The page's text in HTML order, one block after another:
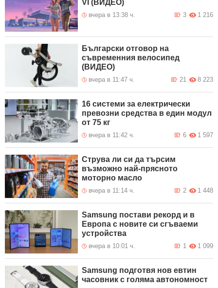
VI (ВИДЕО)
вчера в 13:38 ч. 1 216
3
Български отговор на
съвременния велосипед
(ВИДЕО)
вчера в 11:47 ч. 8 223
21
16 системи за електрически
превозни средства в един модул
от 75 кг
вчера в 11:42 ч. 1 597
6
Струва ли си да търсим
възможно най-прясното
моторно масло
вчера в 11:14 ч. 1 448
2
Samsung постави рекорд и в
Европа с новите си сгъваеми
устройства
вчера в 10:01 ч. 1 099
1
Samsung подготвя нов евтин
часовник с голяма автономност